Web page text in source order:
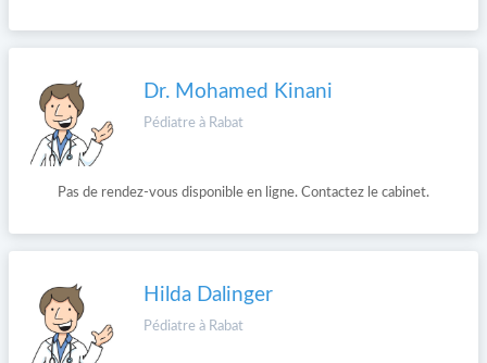
Dr. Mohamed Kinani
Pédiatre à Rabat
Pas de rendez-vous disponible en ligne. Contactez le cabinet.
Hilda Dalinger
Pédiatre à Rabat